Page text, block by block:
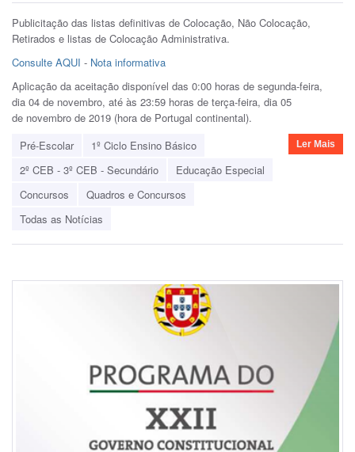
Publicitação das listas definitivas de Colocação, Não Colocação,
Retirados e listas de Colocação Administrativa.
Consulte AQUI - Nota informativa
Aplicação da aceitação disponível das 0:00 horas de segunda-feira,
dia 04 de novembro, até às 23:59 horas de terça-feira, dia 05
de novembro de 2019 (hora de Portugal continental).
Pré-Escolar
1º Ciclo Ensino Básico
2º CEB - 3º CEB - Secundário
Educação Especial
Concursos
Quadros e Concursos
Todas as Notícias
Ler Mais